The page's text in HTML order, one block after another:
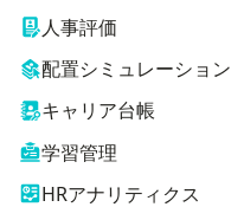
人事評価
配置シミュレーション
キャリア台帳
学習管理
HRアナリティクス